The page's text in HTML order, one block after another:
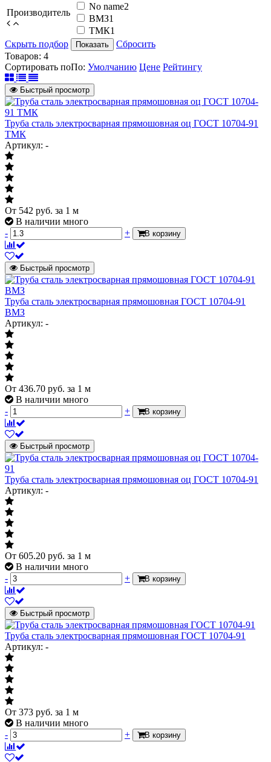
Производитель
No name2
ВМЗ1
ТМК1
Скрыть подбор
Показать
Сбросить
Товаров: 4
Сортировать поПо: Умолчанию Цене Рейтингу
Быстрый просмотр
Труба сталь электросварная прямошовная оц ГОСТ 10704-91
ТМК
Артикул: -
От 542 руб. за 1 м
В наличии много
-
+ В корзину
Быстрый просмотр
Труба сталь электросварная прямошовная ГОСТ 10704-91
ВМЗ
Артикул: -
От 436.70 руб. за 1 м
В наличии много
-
+ В корзину
Быстрый просмотр
Труба сталь электросварная прямошовная оц ГОСТ 10704-91
Артикул: -
От 605.20 руб. за 1 м
В наличии много
-
+ В корзину
Быстрый просмотр
Труба сталь электросварная прямошовная ГОСТ 10704-91
Артикул: -
От 373 руб. за 1 м
В наличии много
-
+ В корзину